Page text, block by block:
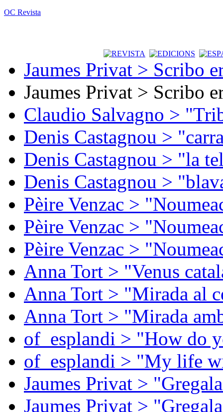
OC Revista
Jaumes Privat > Scribo
Jaumes Privat > Scribo
Claudio Salvagno >
Denis Castagnou >
Denis Castagnou > "la
Denis Castagnou >
Pèire Venzac >
Pèire Venzac >
Pèire Venzac >
Anna Tort > "Venus
Anna Tort > "Mirada al
Anna Tort > "Mirada
of_esplandi > "How do
of_esplandi > "My life
Jaumes Privat >
Jaumes Privat >